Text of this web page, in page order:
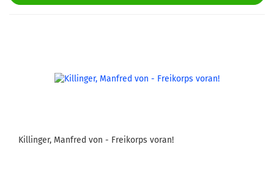
Killinger, Manfred von - Freikorps voran!